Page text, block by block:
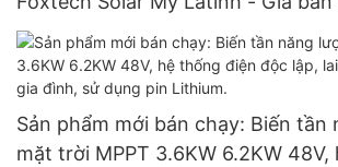
6kW 48V 120/240V - Biến tần
trời độc lập
Sản phẩm mới bán chạy: Biến tần
mặt trời MPPT 3.6KW 6.2KW